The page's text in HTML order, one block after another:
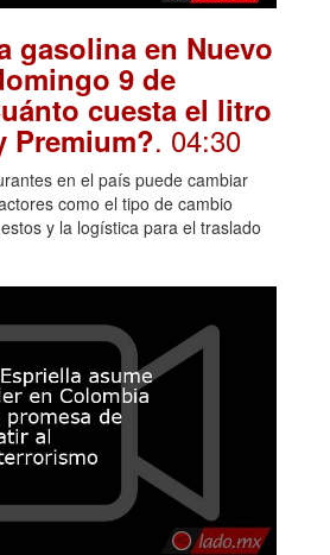
gasolina en Nuevo
9 de
cuesta el litro
Premium?. 04:30
en el país puede cambiar
como el tipo de cambio
y la logística para el traslado